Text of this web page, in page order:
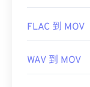
https://
FLAC 到 MOV
WAV 到 MOV